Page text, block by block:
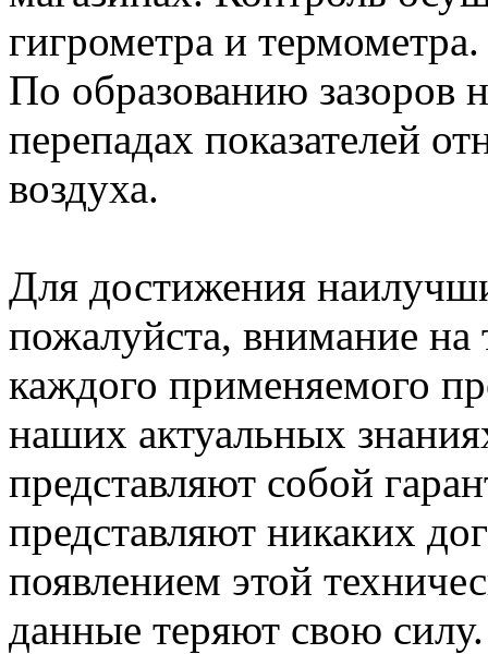
гигрометра и
По образованию зазоров
перепадах показателей
воздуха.
Для достижения
пожалуйста, внимание на
каждого применяемого
наших актуальных
представляют собой
представляют никаких
появлением этой
данные теряют свою силу.